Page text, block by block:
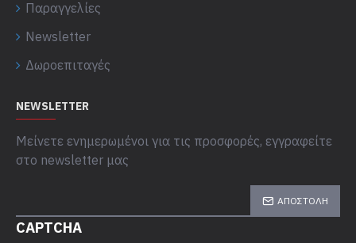
Παραγγελίες
Newsletter
Δωροεπιταγές
NEWSLETTER
Μείνετε ενημερωμένοι για τις προσφορές, εγγραφείτε
στο newsletter μας
ΑΠΟΣΤΟΛΉ
CAPTCHA